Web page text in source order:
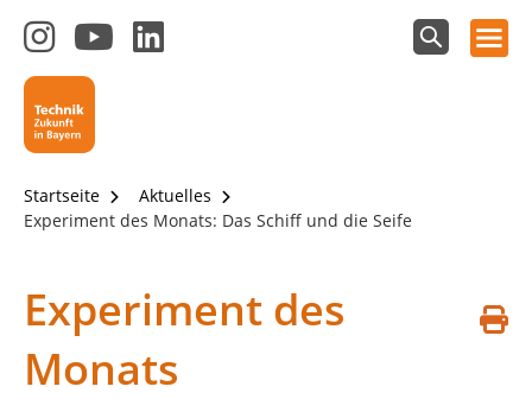
Technik - Zukunft in Bayern
Zum
Instagram-
Kanal
von
Technik-
in
Bayern
Zum
YouTube-LinkedIn-
Suchfeld
Hauptnavigation öffnen
Startseite
Aktuelles
Experiment des Monats: Das Schiff und die Seife
Experiment des
Monats